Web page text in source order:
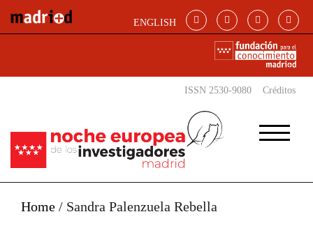
ENGLISH
ISSN 2530-9080 Créditos
Home / Sandra Palenzuela Rebella